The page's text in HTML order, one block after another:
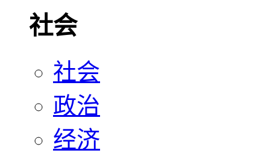
社会
社会
政治
经济